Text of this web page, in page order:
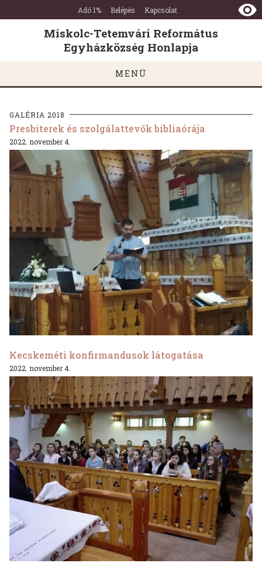
Miskolc-
Tetemvári
Református
Egyházközség
Honlapja
Ugrás a tartalomra
Ugrás a láblécre
Adó 1% Belépés Kapcsolat
Miskolc-Tetemvári Református
Egyházközség Honlapja
MENÜ
GALÉRIA 2018
Presbiterek és szolgálattevők bibliaórája
2022. november 4.
Kecskeméti konfirmandusok látogatása
2022. november 4.